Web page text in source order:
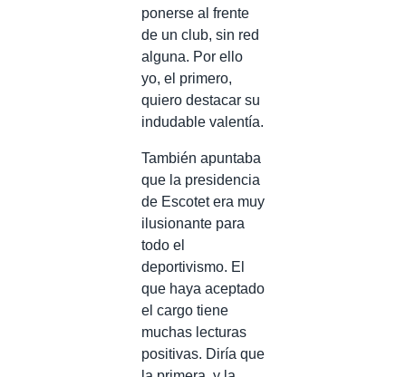
ponerse al frente
de un club, sin red
alguna. Por ello
yo, el primero,
quiero destacar su
indudable valentía.
También apuntaba
que la presidencia
de Escotet era muy
ilusionante para
todo el
deportivismo. El
que haya aceptado
el cargo tiene
muchas lecturas
positivas. Diría que